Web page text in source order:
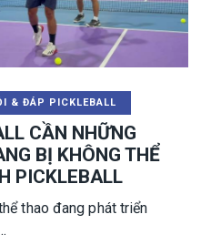
& ĐÁP PICKLEBALL
CẦN NHỮNG
BỊ KHÔNG THỂ
PICKLEBALL
thao đang phát triển